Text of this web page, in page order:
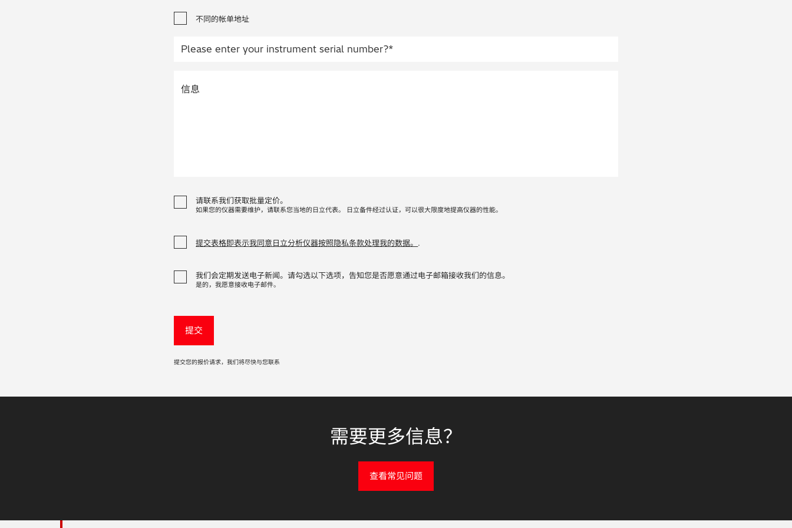
不同的帐单地址
请联系我们获取批量定价。
如果您的仪器需要维护，请联系您当地的日立代表。 日立备件经过认证，可以很大限度地提高仪器的性能。
提交表格即表示我同意日立分析仪器按照隐私条款处理我的数据。 .
我们会定期发送电子新闻。请勾选以下选项，告知您是否愿意通过电子邮箱接收我们的信息。
是的，我愿意接收电子邮件。
提交您的报价请求，我们将尽快与您联系
需要更多信息？
查看常见问题